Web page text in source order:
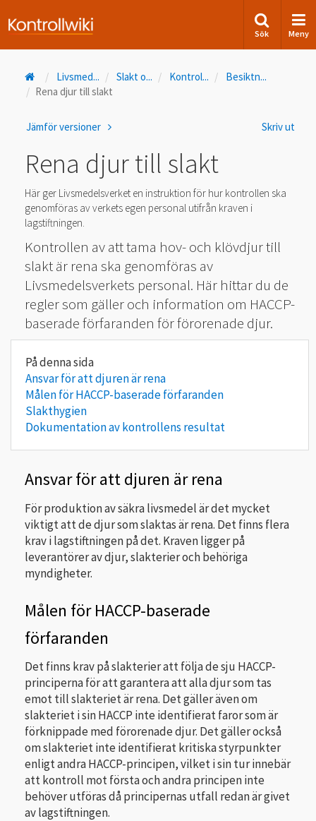
Sök Meny
Livsmed... Slakt o... Kontrol... Besiktn...
Rena djur till slakt
Skriv ut
Jämför versioner
Rena djur till slakt
Här ger Livsmedelsverket en instruktion för hur kontrollen ska
genomföras av verkets egen personal utifrån kraven i
lagstiftningen.
Kontrollen av att tama hov- och klövdjur till
slakt är rena ska genomföras av
Livsmedelsverkets personal. Här hittar du de
regler som gäller och information om HACCP-
baserade förfaranden för förorenade djur.
Ansvar för att djuren är rena
Målen för HACCP-baserade förfaranden
Slakthygien
Dokumentation av kontrollens resultat
Ansvar för att djuren är rena
För produktion av säkra livsmedel är det mycket
viktigt att de djur som slaktas är rena. Det finns flera
krav i lagstiftningen på det. Kraven ligger på
leverantörer av djur, slakterier och behöriga
myndigheter.
Målen för HACCP-baserade
förfaranden
Det finns krav på slakterier att följa de sju HACCP-
principerna för att garantera att alla djur som tas
emot till slakteriet är rena. Det gäller även om
slakteriet i sin HACCP inte identifierat faror som är
förknippade med förorenade djur. Det gäller också
om slakteriet inte identifierat kritiska styrpunkter
enligt andra HACCP-principen, vilket i sin tur innebär
att kontroll mot första och andra principen inte
behöver utföras då principernas utfall redan är givet
av lagstiftningen.